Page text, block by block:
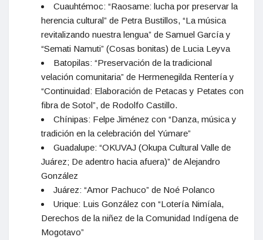
Cuauhtémoc: “Raosame: lucha por preservar la
herencia cultural” de Petra Bustillos, “La música
revitalizando nuestra lengua” de Samuel García y
“Semati Namuti” (Cosas bonitas) de Lucia Leyva
Batopilas: “Preservación de la tradicional
velación comunitaria” de Hermenegilda Rentería y
“Continuidad: Elaboración de Petacas y Petates con
fibra de Sotol”, de Rodolfo Castillo.
Chínipas: Felpe Jiménez con “Danza, música y
tradición en la celebración del Yúmare”
Guadalupe: “OKUVAJ (Okupa Cultural Valle de
Juárez; De adentro hacia afuera)” de Alejandro
González
Juárez: “Amor Pachuco” de Noé Polanco
Urique: Luis González con “Lotería Nimíala,
Derechos de la niñez de la Comunidad Indígena de
Mogotavo”